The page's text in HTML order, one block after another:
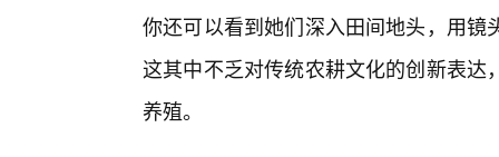
你还可以看到她们深入田间地头，用
这其中不乏对传统农耕文化的创新表
养殖。